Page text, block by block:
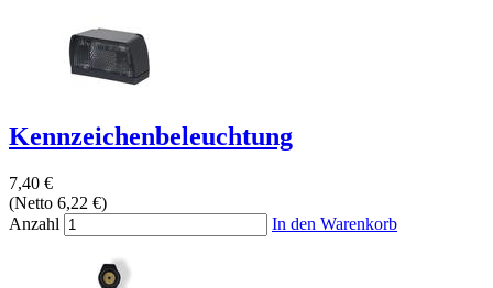
Kennzeichenbeleuchtung
7,40 €
(Netto 6,22 €)
Anzahl
In den Warenkorb